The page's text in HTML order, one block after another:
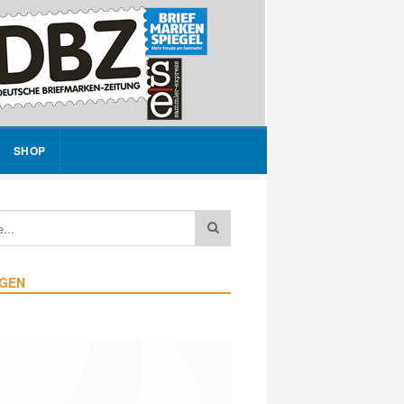
SHOP